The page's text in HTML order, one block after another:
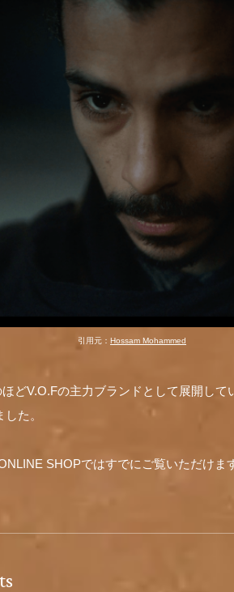
引用元： Hossam Mohammed
どV.O.Fの主力ブランドとして展開し
た。
SHOPではすでにご覧いただけま